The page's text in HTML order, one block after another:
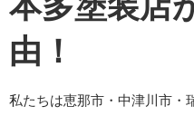
由！
私たちは恵那市・中津川市・